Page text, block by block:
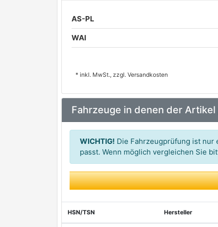
AS-PL
WAI
* inkl. MwSt., zzgl. Versandkosten
Fahrzeuge in denen der
WICHTIG! Die Fahrzeugprüfung ist nur
passt. Wenn möglich vergleichen Sie
HSN/TSN Hersteller